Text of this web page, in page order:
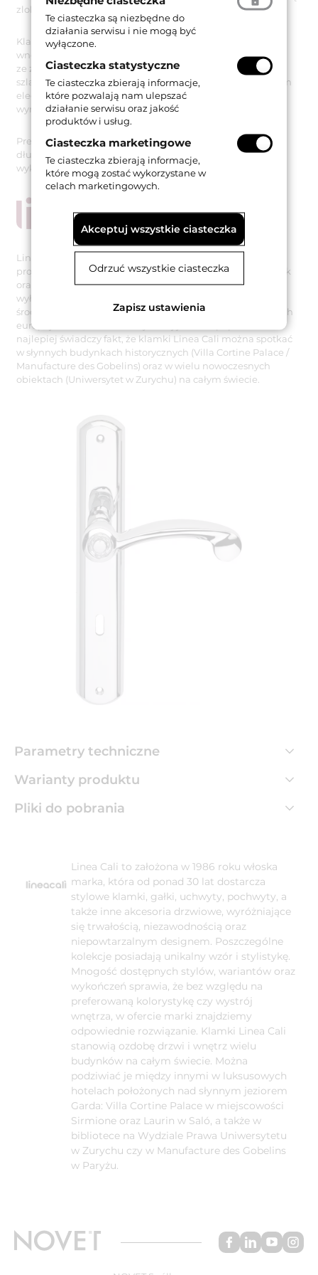
zlokalizowane w najważniejszych europejskich stolicach.
Klamka do drzwi Cosmic Crystal świetnie sprawdzi się we
wnętrzach zaaranżowanych w stylu glamour, razem
ze złotymi i srebrnymi dodatkami oraz meblami ze
szlachetnych materiałów. Nada każdym stylowym drzwiom
elegancki charakter i będzie elementem wyraźnie
wyróżniającym się na ich tle.
Prezentowany model klamki jest dostępny w wersji na
długim szyldzie z otworem na klucz i występuje w
wykończeniu chromowanym.
Linea Cali to uznana włoska firma specjalizująca się w
projektowaniu i produkcji najwyższej jakości klamek, gałek
oraz pochwytów. Wszystkie produkty marki wytwarzane są
wyłącznie na terenie Włoch z poszanowaniem dbałości o
środowisko naturalne i zgodnie z wymogami restrykcyjnych
europejskich norm. O ich wysokiej jakości i popularności
najlepiej świadczy fakt, że klamki Linea Cali można spotkać
w słynnych budynkach historycznych (Villa Cortine Palace /
Manufacture des Gobelins) oraz w wielu nowoczesnych
obiektach (Uniwersytet w Zurychu) na całym świecie.
Parametry techniczne
Warianty produktu
Pliki do pobrania
Linea Cali to założona w 1986 roku włoska
marka, która od ponad 30 lat dostarcza
stylowe klamki, gałki, uchwyty, pochwyty, a
także inne akcesoria drzwiowe, wyróżniające
się trwałością, niezawodnością oraz
niepowtarzalnym designem. Poszczególne
kolekcje posiadają unikalny wzór i stylistykę.
Mnogość dostępnych stylów, wariantów oraz
wykończeń sprawia, że bez względu na
preferowaną kolorystykę czy wystrój
wnętrza, w ofercie marki znajdziemy
odpowiednie rozwiązanie. Klamki Linea Cali
stanowią ozdobę drzwi i wnętrz wielu
budynków na całym świecie. Można
podziwiać je między innymi w luksusowych
hotelach położonych nad słynnym jeziorem
Garda: Villa Cortine Palace w miejscowości
Sirmione oraz Laurin w Saló, a także w
bibliotece na Wydziale Prawa Uniwersytetu
w Zurychu czy w Manufacture des Gobelins
w Paryżu.
Te ciasteczka są niezbędne do
działania serwisu i nie mogą być
wyłączone.
Ciasteczka statystyczne
Te ciasteczka zbierają informacje,
które pozwalają nam ulepszać
działanie serwisu oraz jakość
produktów i usług.
Ciasteczka marketingowe
Te ciasteczka zbierają informacje,
które mogą zostać wykorzystane w
celach marketingowych.
Akceptuj wszystkie ciasteczka
Odrzuć wszystkie ciasteczka
Zapisz ustawienia